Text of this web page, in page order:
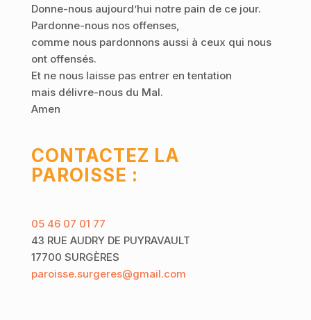
Donne-nous aujourd’hui notre pain de ce jour.
Pardonne-nous nos offenses,
comme nous pardonnons aussi à ceux qui nous
ont offensés.
Et ne nous laisse pas entrer en tentation
mais délivre-nous du Mal.
Amen
CONTACTEZ LA
PAROISSE :
05 46 07 01 77
43 RUE AUDRY DE PUYRAVAULT
17700 SURGÈRES
paroisse.surgeres@gmail.com